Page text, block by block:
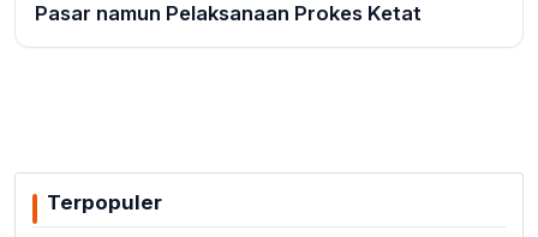
Pasar namun Pelaksanaan Prokes Ketat
Terpopuler